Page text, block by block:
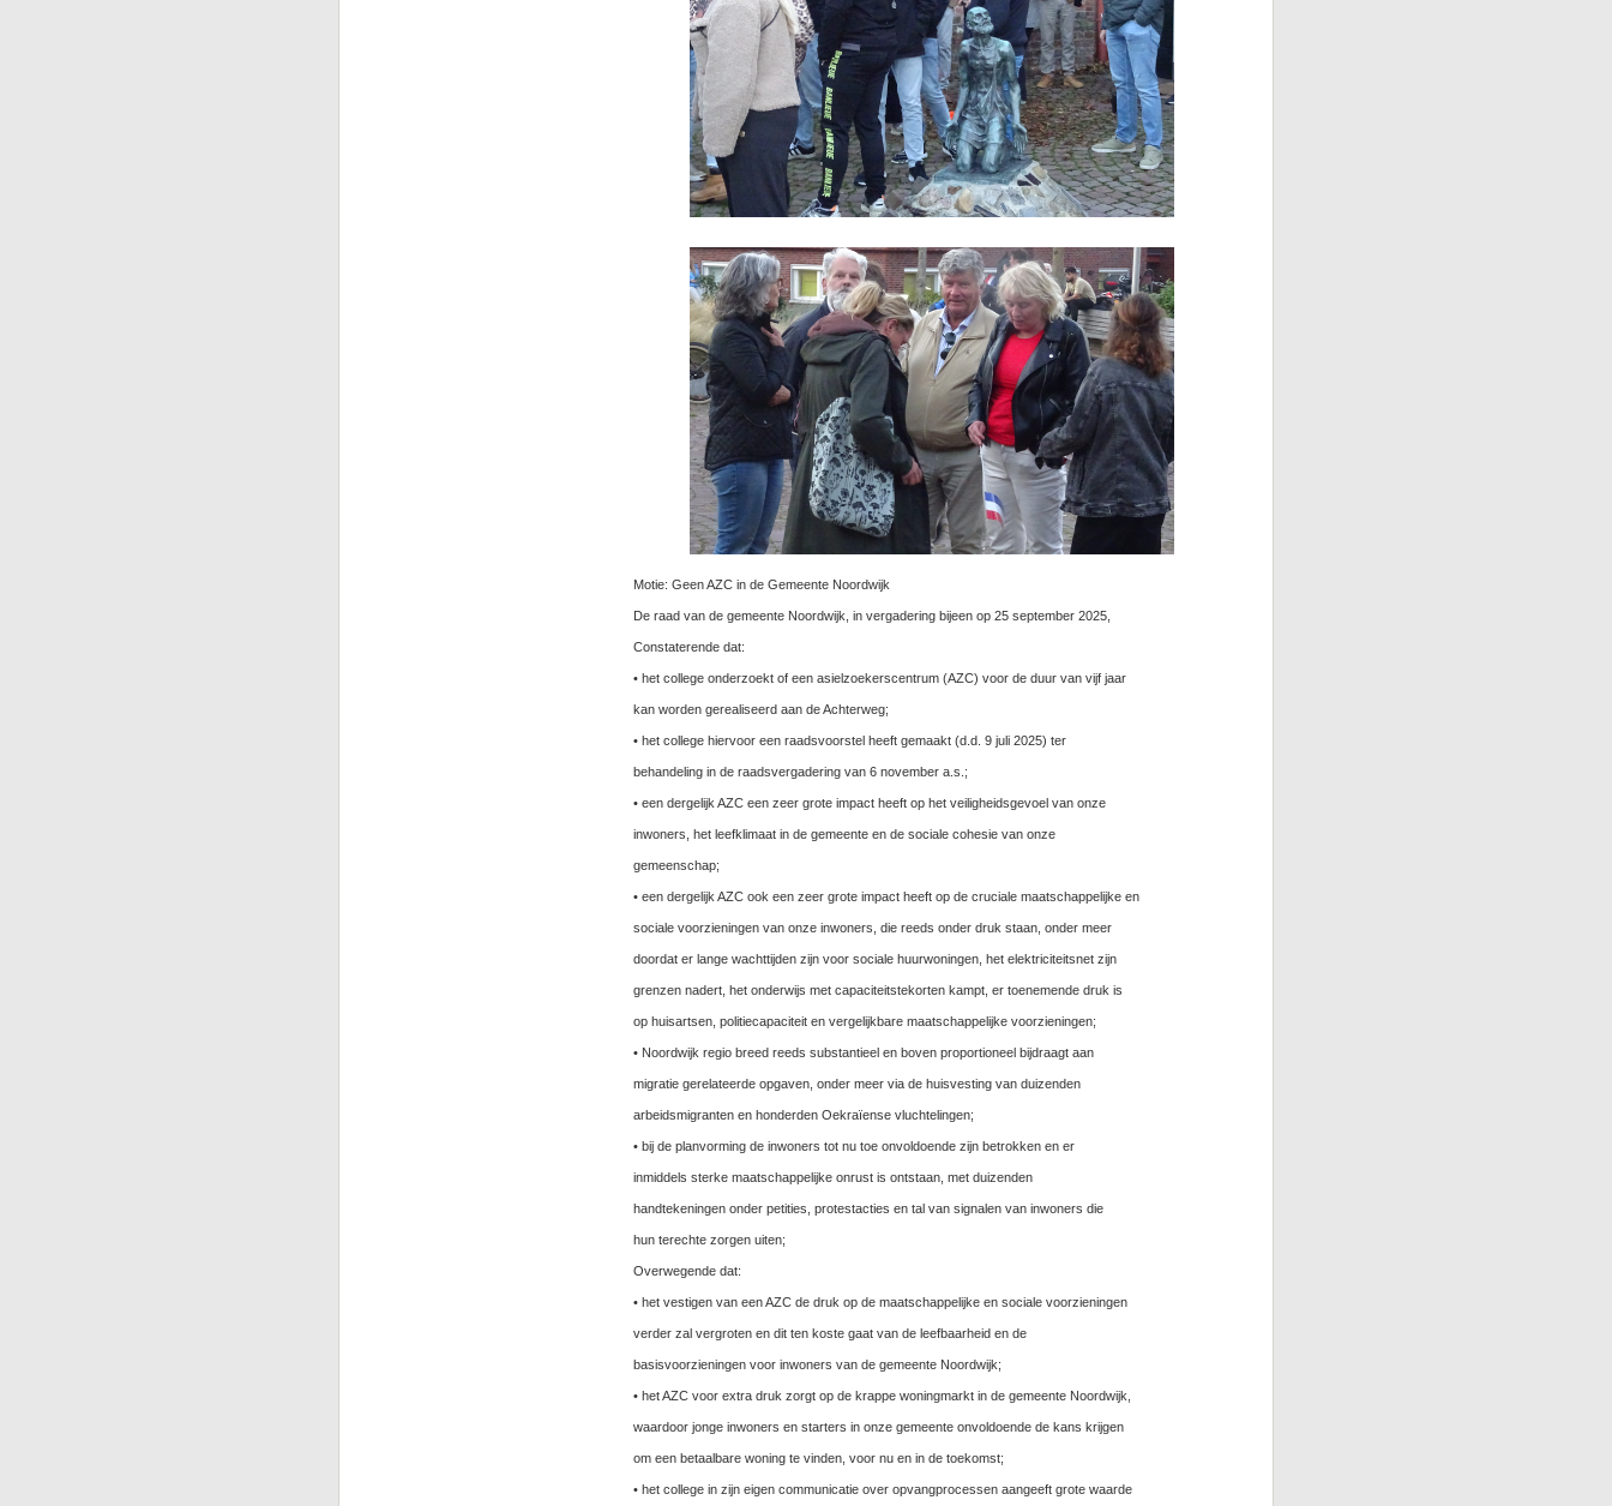
Motie: Geen AZC in de Gemeente Noordwijk
De raad van de gemeente Noordwijk, in vergadering bijeen op 25 september 2025,
Constaterende dat:
• het college onderzoekt of een asielzoekerscentrum (AZC) voor de duur van vijf jaar
kan worden gerealiseerd aan de Achterweg;
• het college hiervoor een raadsvoorstel heeft gemaakt (d.d. 9 juli 2025) ter
behandeling in de raadsvergadering van 6 november a.s.;
• een dergelijk AZC een zeer grote impact heeft op het veiligheidsgevoel van onze
inwoners, het leefklimaat in de gemeente en de sociale cohesie van onze
gemeenschap;
• een dergelijk AZC ook een zeer grote impact heeft op de cruciale maatschappelijke en
sociale voorzieningen van onze inwoners, die reeds onder druk staan, onder meer
doordat er lange wachttijden zijn voor sociale huurwoningen, het elektriciteitsnet zijn
grenzen nadert, het onderwijs met capaciteitstekorten kampt, er toenemende druk is
op huisartsen, politiecapaciteit en vergelijkbare maatschappelijke voorzieningen;
• Noordwijk regio breed reeds substantieel en boven proportioneel bijdraagt aan
migratie gerelateerde opgaven, onder meer via de huisvesting van duizenden
arbeidsmigranten en honderden Oekraïense vluchtelingen;
• bij de planvorming de inwoners tot nu toe onvoldoende zijn betrokken en er
inmiddels sterke maatschappelijke onrust is ontstaan, met duizenden
handtekeningen onder petities, protestacties en tal van signalen van inwoners die
hun terechte zorgen uiten;
Overwegende dat:
• het vestigen van een AZC de druk op de maatschappelijke en sociale voorzieningen
verder zal vergroten en dit ten koste gaat van de leefbaarheid en de
basisvoorzieningen voor inwoners van de gemeente Noordwijk;
• het AZC voor extra druk zorgt op de krappe woningmarkt in de gemeente Noordwijk,
waardoor jonge inwoners en starters in onze gemeente onvoldoende de kans krijgen
om een betaalbare woning te vinden, voor nu en in de toekomst;
• het college in zijn eigen communicatie over opvangprocessen aangeeft grote waarde